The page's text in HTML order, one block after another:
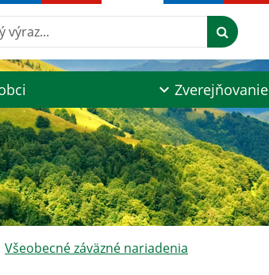
Zverejňovanie
Všeobecné záväzné nariadenia